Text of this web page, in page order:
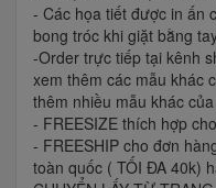
- Các họa tiết được in ấn
bong tróc khi giặt bằng
-Order trực tiếp tại kênh
xem thêm các mẫu khác
thêm nhiều mẫu khác
- FREESIZE thích hợp
- FREESHIP cho đơn
toàn quốc ( TỐI ĐA 40k)